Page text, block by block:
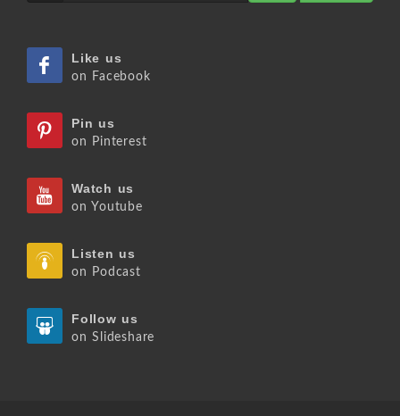
Like us
on Facebook
Pin us
on Pinterest
Watch us
on Youtube
Listen us
on Podcast
Follow us
on Slideshare